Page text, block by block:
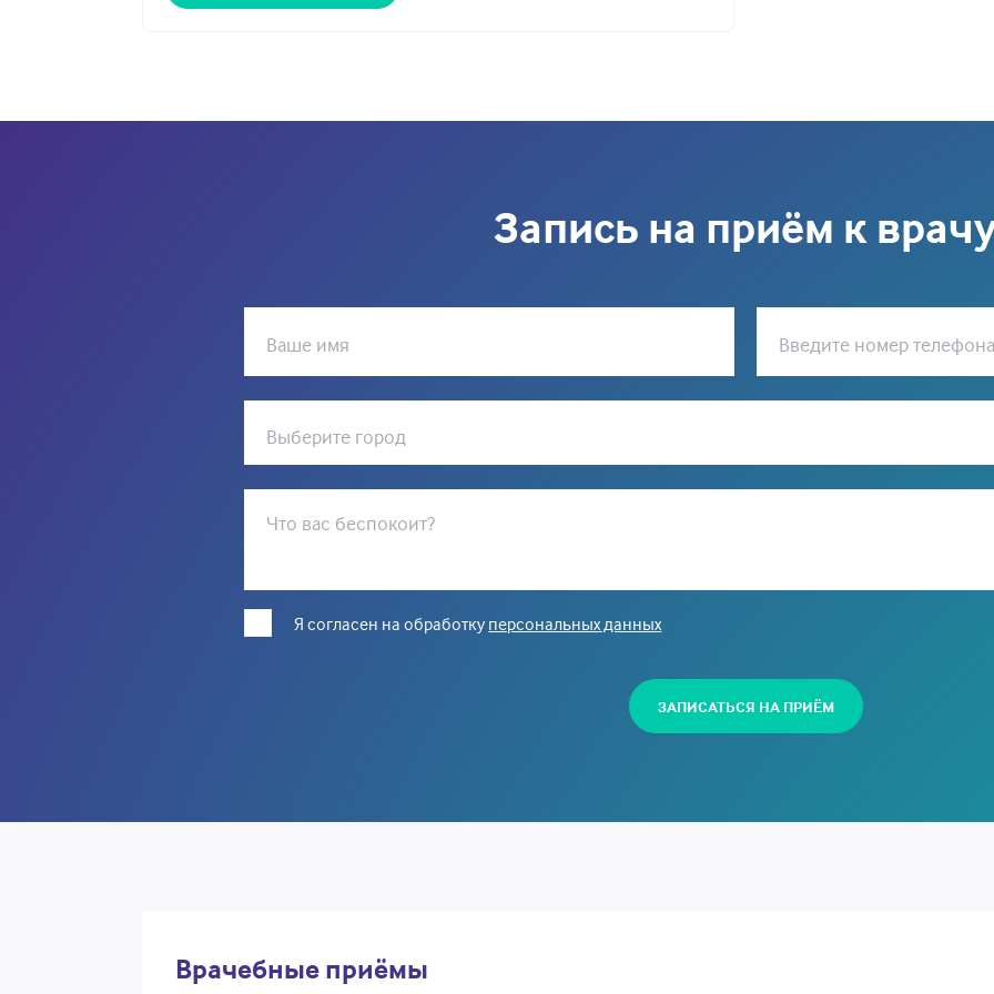
Запись на приём к
Ваше имя Введите номер телефона
Выберите город
Что вас беспокоит?
Я согласен на обработку персональных данных
ЗАПИСАТЬСЯ НА ПРИЁМ
Врачебные приёмы